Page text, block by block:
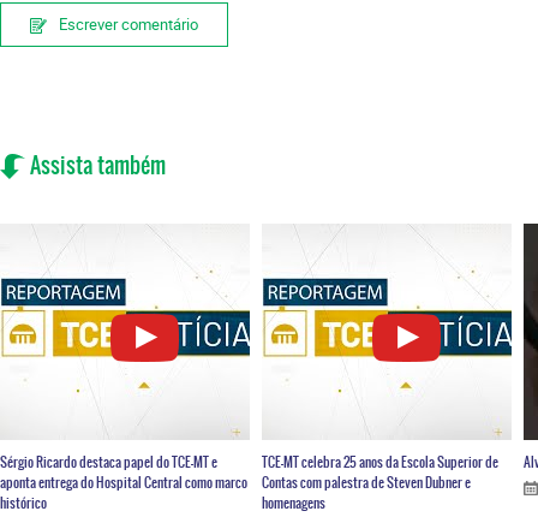
Escrever comentário
Assista também
Sérgio Ricardo destaca papel do TCE-MT e
aponta entrega do Hospital Central como marco
histórico
TCE-MT celebra 25 anos da Escola Superior de
Contas com palestra de Steven Dubner e
homenagens